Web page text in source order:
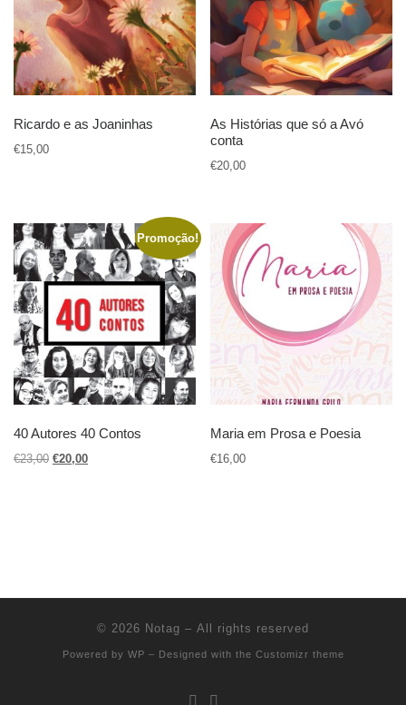
Ricardo e as Joaninhas
€15,00
As Histórias que só a Avó
conta
€20,00
Promoção!
40 Autores 40 Contos
€23,00 O preço original era: €23,00.
€20,00O preço atual é: €20,00.
Maria em Prosa e Poesia
€16,00
© 2026 Notag – All rights reserved
Powered by WP – Designed with the Customizr theme